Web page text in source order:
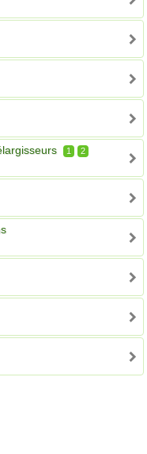
1
2